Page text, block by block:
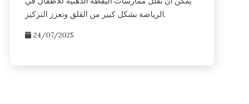
الرياضة بشكل كبير من القلق وتعزز التركيز.
24/07/2025